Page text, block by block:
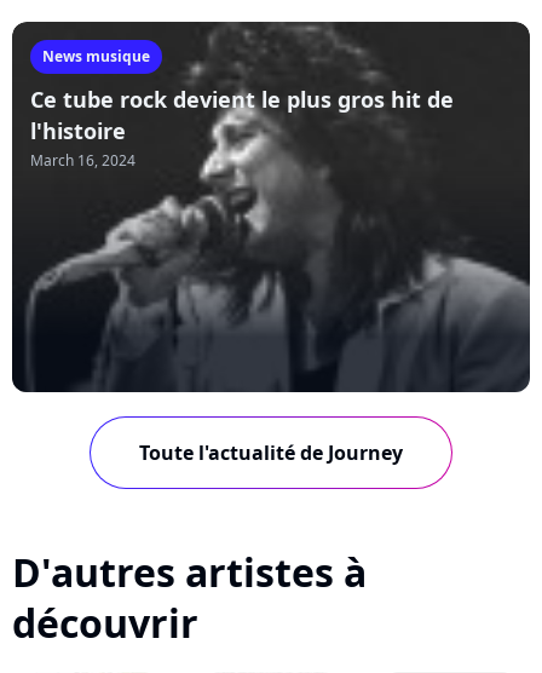
News musique
Ce tube rock devient le plus gros hit de
l'histoire
March 16, 2024
Toute l'actualité de Journey
D'autres artistes à
découvrir